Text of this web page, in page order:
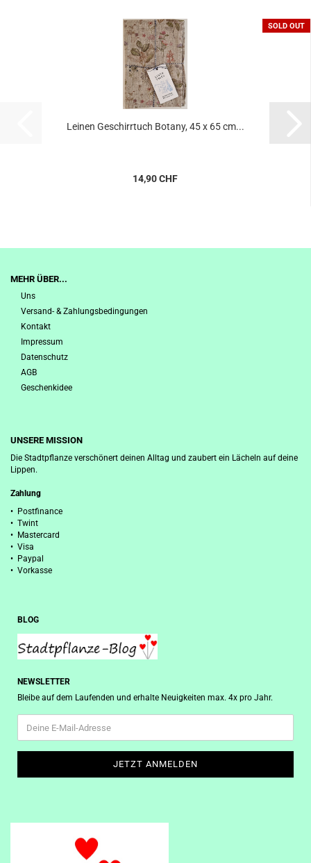
SOLD OUT
Leinen Geschirrtuch Botany, 45 x 65 cm...
14,90 CHF
MEHR ÜBER...
Uns
Versand- & Zahlungsbedingungen
Kontakt
Impressum
Datenschutz
AGB
Geschenkidee
UNSERE MISSION
Die Stadtpflanze verschönert deinen Alltag und zaubert ein Lächeln auf deine
Lippen.
Zahlung
• Postfinance
• Twint
• Mastercard
• Visa
• Paypal
• Vorkasse
BLOG
NEWSLETTER
Bleibe auf dem Laufenden und erhalte Neuigkeiten max. 4x pro Jahr.